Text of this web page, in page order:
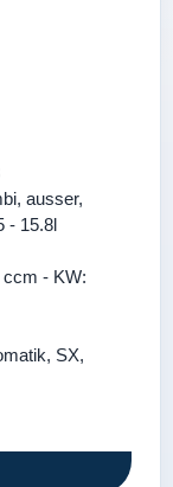
ausser,
- 15.8l
ccm - KW:
SX,